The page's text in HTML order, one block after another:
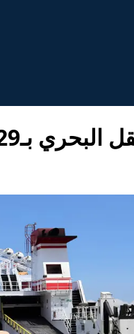
نصف مليون مسافر أسبوعياً